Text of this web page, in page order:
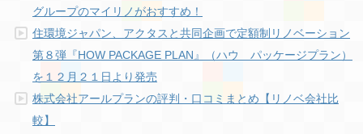
グループのマイリノがおすすめ！
住環境ジャパン、アクタスと共同企画で定額制リノベーション
第８弾『HOW PACKAGE PLAN』（ハウ パッケージプラン）
を１２月２１日より発売
株式会社アールプランの評判・口コミまとめ【リノベ会社比
較】